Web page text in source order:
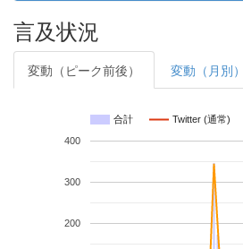
言及状況
変動（ピーク前後） 変動（月別）
合計 Twitter (通常)
200
300
400